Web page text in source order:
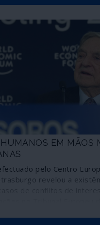
EM MÃOS
pelo Centro
revelou a